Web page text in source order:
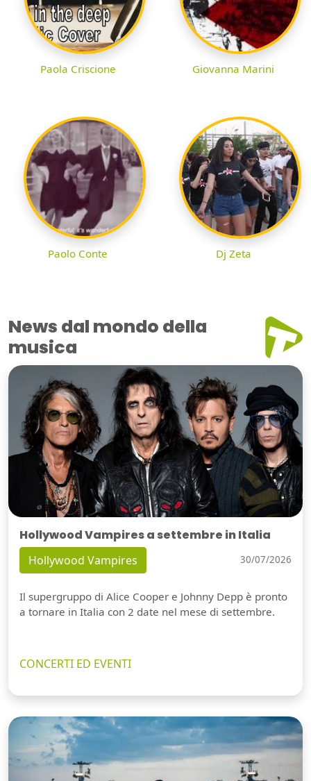
Paola Criscione Giovanna Marini
Paolo Conte Dj Zeta
News dal mondo della
musica
Hollywood Vampires a settembre in Italia
Hollywood Vampires 30/07/2026
Il supergruppo di Alice Cooper e Johnny Depp è pronto
a tornare in Italia con 2 date nel mese di settembre.
CONCERTI ED EVENTI